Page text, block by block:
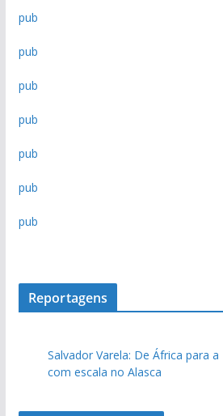
n
t
i
s
pub
pub
pub
pub
pub
pub
pub
Reportagens
Salvador Varela: De África para a
com escala no Alasca